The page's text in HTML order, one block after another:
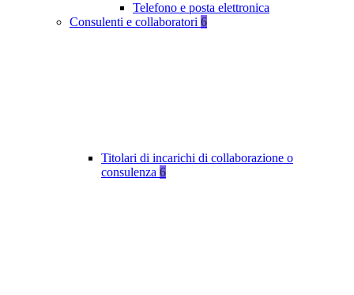
Telefono e posta elettronica
Consulenti e collaboratori 6
Titolari di incarichi di collaborazione o
consulenza 6